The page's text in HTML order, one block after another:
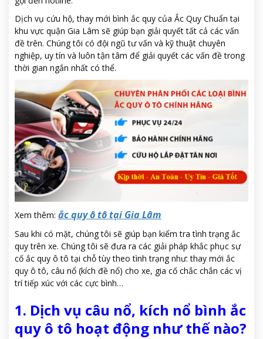
Dịch vụ cứu hộ, thay mới bình ắc quy của Ắc Quy Chuẩn tại
khu vực quận Gia Lâm sẽ giúp bạn giải quyết tất cả các vấn
đề trên. Chúng tôi có đội ngũ tư vấn và kỹ thuật chuyên
nghiệp, uy tín và luôn tận tâm để giải quyết các vấn đề trong
thời gian ngắn nhất có thể.
Xem thêm: ắc quy ô tô tại Gia Lâm
Sau khi có mặt, chúng tôi sẽ giúp bạn kiểm tra tình trạng ắc
quy trên xe. Chúng tôi sẽ đưa ra các giải pháp khắc phục sự
cố ắc quy ô tô tại chỗ tùy theo tình trạng như: thay mới ắc
quy ô tô, câu nổ (kích đề nổ) cho xe, gia cố chắc chắn các vị
trí tiếp xúc với các cực bình…
1. Dịch vụ câu nổ, kích nổ bình ắc
quy ô tô hoạt động như thế nào?